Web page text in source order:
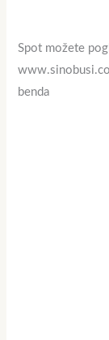
Spot možete
benda